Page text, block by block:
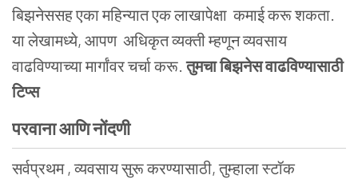
बिझनेससह एका महिन्यात एक लाखापेक्षा कमाई करू शकता.
या लेखामध्ये, आपण अधिकृत व्यक्ती म्हणून व्यवसाय
वाढविण्याच्या मार्गांवर चर्चा करू.तुमचा बिझनेस वाढविण्यासाठी
टिप्स
परवाना आणि नोंदणी
सर्वप्रथम , व्यवसाय सुरू करण्यासाठी, तुम्हाला स्टॉक